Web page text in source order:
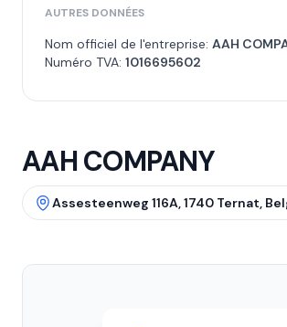
AUTRES DONNÉES
Nom officiel de l'entreprise: AAH
Numéro TVA: 1016695602
AAH COMPANY
Assesteenweg 116A, 1740 Ternat,